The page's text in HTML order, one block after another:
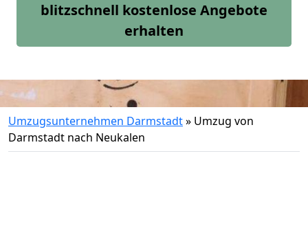
blitzschnell kostenlose Angebote
erhalten
Umzugsunternehmen Darmstadt» Umzug von
Darmstadt nach Neukalen